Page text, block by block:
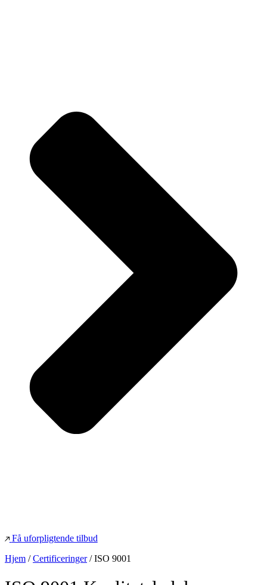
Få uforpligtende tilbud
Hjem /Certificeringer/ISO 9001